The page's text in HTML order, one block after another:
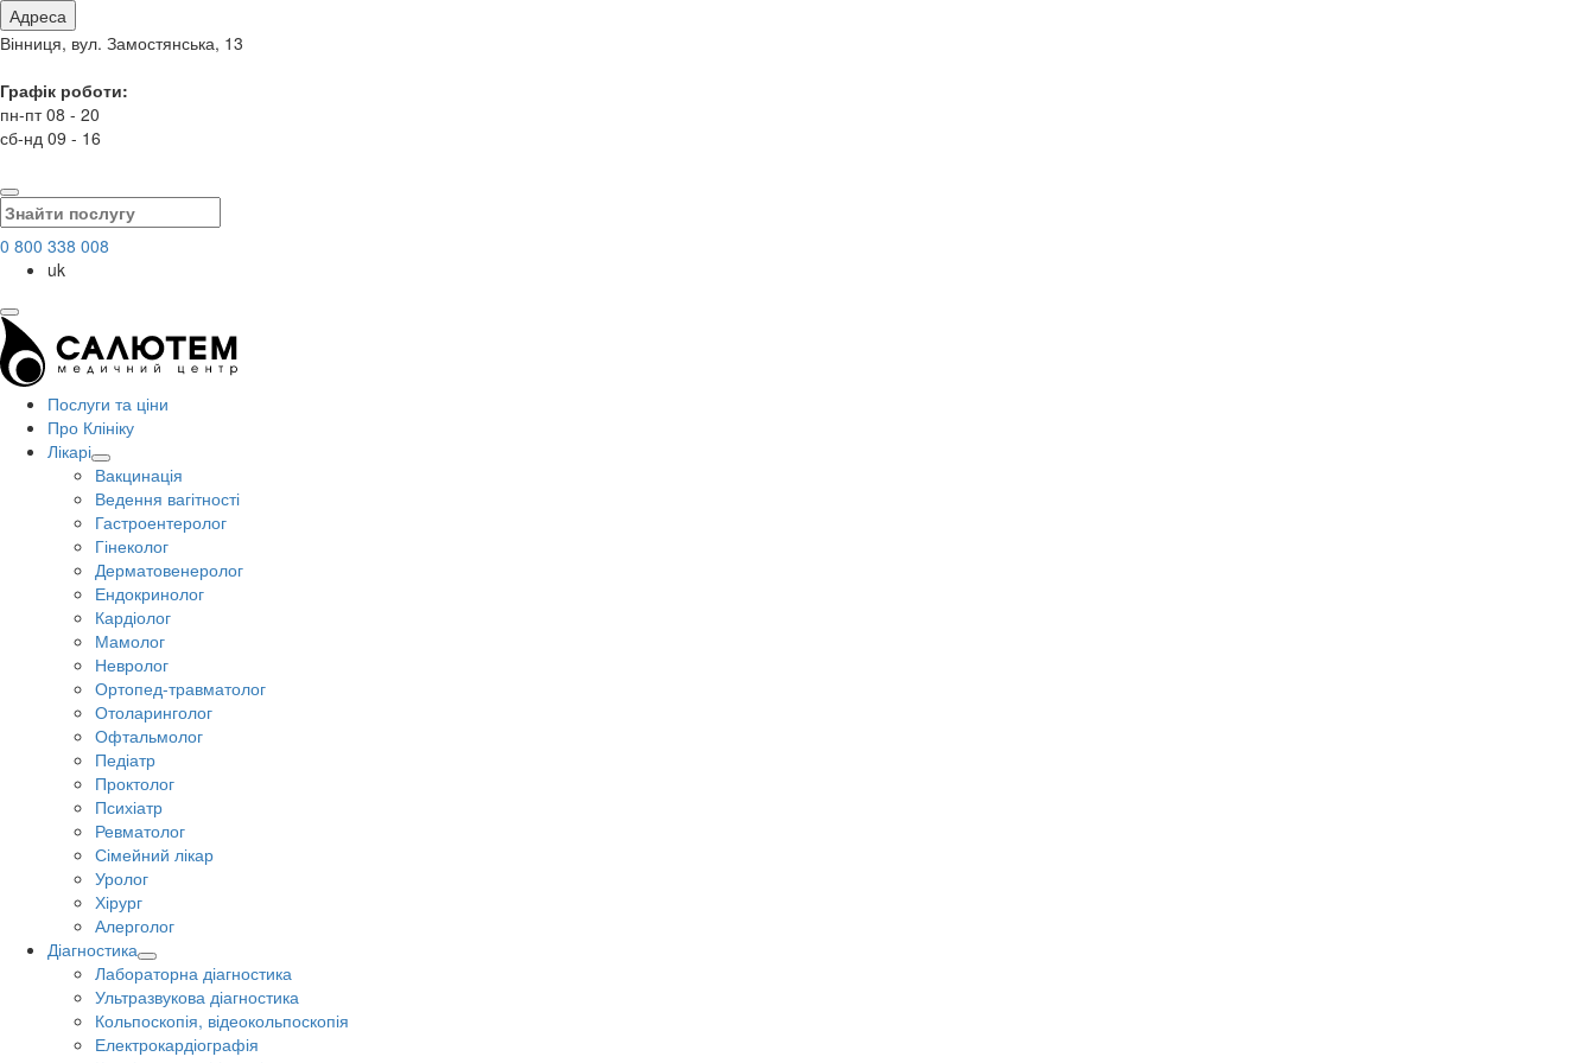
Адреса
Вінниця, вул. Замостянська, 13
Графік роботи:
пн-пт 08 - 20
сб-нд 09 - 16
0 800 338 008
uk
Послуги та ціни
Про Клініку
Лікарі
Вакцинація
Ведення вагітності
Гастроентеролог
Гінеколог
Дерматовенеролог
Ендокринолог
Кардіолог
Мамолог
Невролог
Ортопед-травматолог
Отоларинголог
Офтальмолог
Педіатр
Проктолог
Психіатр
Ревматолог
Сімейний лікар
Уролог
Хірург
Алерголог
Діагностика
Лабораторна діагностика
Ультразвукова діагностика
Кольпоскопія, відеокольпоскопія
Електрокардіографія